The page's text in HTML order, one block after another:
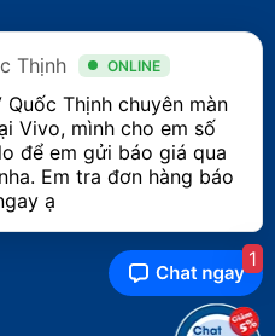
Thịnh ONLINE
Quốc Thịnh chuyên màn
Vivo, mình cho em số
để em gửi báo giá qua
Em tra đơn hàng báo
ạ
1